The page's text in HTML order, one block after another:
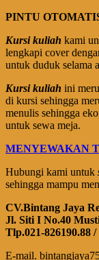
PINTU
Kursi kuliah kami
lengkapi cover
untuk duduk selama
Kursi kuliah ini
di kursi sehingga
menulis sehingga
untuk sewa meja.
MENYEWAKAN
Hubungi kami untuk
sehingga mampu
CV.Bintang Jaya
Jl. Siti I No.40
Tlp.021-826190.88 /
E-mail.